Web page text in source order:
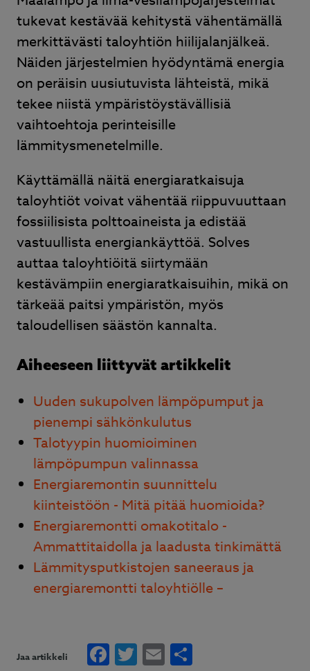
tukevat kestävää kehitystä vähentämällä
merkittävästi taloyhtiön hiilijalanjälkeä.
Näiden järjestelmien hyödyntämä energia
on peräisin uusiutuvista lähteistä, mikä
tekee niistä ympäristöystävällisiä
vaihtoehtoja perinteisille
lämmitysmenetelmille.
Käyttämällä näitä energiaratkaisuja
taloyhtiöt voivat vähentää riippuvuuttaan
fossiilisista polttoaineista ja edistää
vastuullista energiankäyttöä. Solves
auttaa taloyhtiöitä siirtymään
kestävämpiin energiaratkaisuihin, mikä on
tärkeää paitsi ympäristön, myös
taloudellisen säästön kannalta.
Aiheeseen liittyvät artikkelit
Uuden sukupolven lämpöpumput ja
pienempi sähkönkulutus
Talotyypin huomioiminen
lämpöpumpun valinnassa
Energiaremontin suunnittelu
kiinteistöön - Mitä pitää huomioida?
Energiaremontti omakotitalo -
Ammattitaidolla ja laadusta tinkimättä
Lämmitysputkistojen saneeraus ja
energiaremontti taloyhtiölle –
Jaa artikkeli Facebook
Twitter
Email